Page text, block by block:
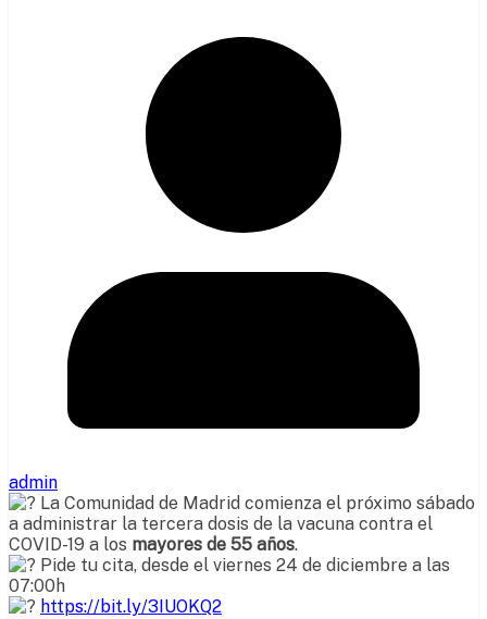
admin
La Comunidad de Madrid comienza el próximo sábado
a administrar la tercera dosis de la vacuna contra el
COVID-19 a los mayores de 55 años.
Pide tu cita, desde el viernes 24 de diciembre a las
07:00h
https://bit.ly/3IUOKQ2